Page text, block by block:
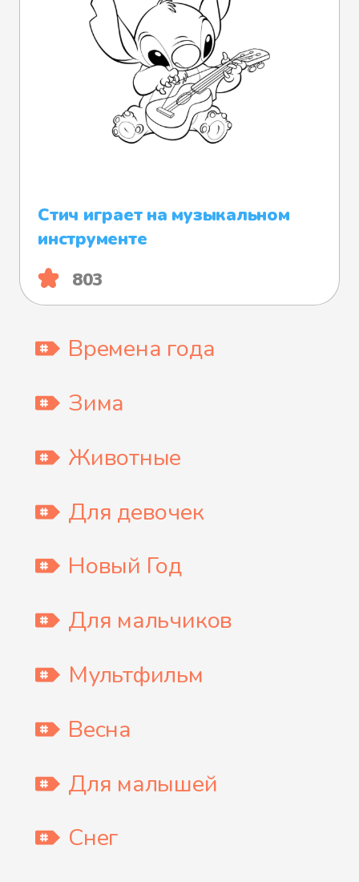
Стич играет на музыкальном
инструменте
803
Времена года
Зима
Животные
Для девочек
Новый Год
Для мальчиков
Мультфильм
Весна
Для малышей
Снег